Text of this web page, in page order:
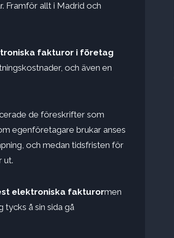
Framför allt i Madrid och
fakturor i företag
och även en
de föreskrifter som
egenföretagare brukar anses
och medan tidsfristen för
ut.
elektroniska fakturormen
å sin sida gå